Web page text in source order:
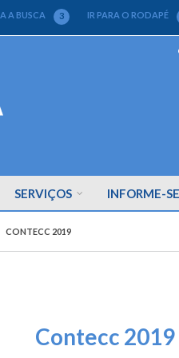
A BUSCA 3 IR PARA O RODAPÉ
SERVIÇOS INFORME-SE
CONTECC 2019
Contecc 2019